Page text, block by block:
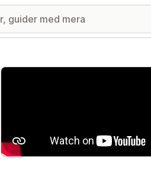
Galleri med utvalda bilder